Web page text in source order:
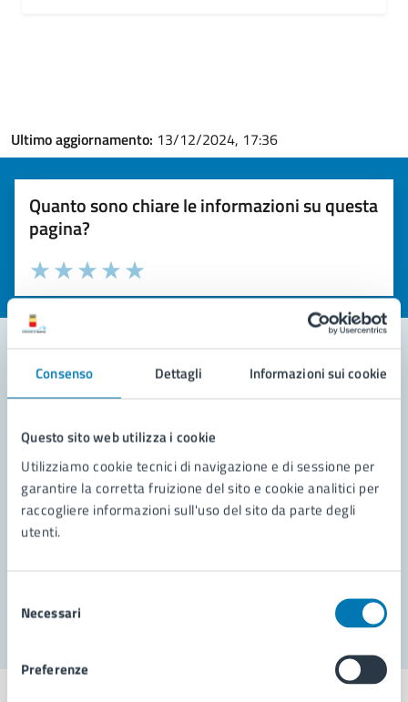
Consenso Dettagli Informazioni sui cookie
Questo sito web utilizza i cookie
Utilizziamo cookie tecnici di navigazione e di sessione per
garantire la corretta fruizione del sito e cookie analitici per
raccogliere informazioni sull'uso del sito da parte degli
utenti.
delNecessari
Preferenze
Ultimo aggiornamento: 13/12/2024, 17:36
Quanto sono chiare le informazioni su questa
pagina?
Valuta la chiarezza delle informazioni (da 1 a 5 stelle)
Seleziona il numero di stelle per valutare la chiarezza delle
Valuta 5 stelle su 5
Valuta 4 stelle su 5
Valuta 3 stelle su 5
Valuta 2 stelle su 5
Valuta 1 stelle su 5
Contatta il comune
Leggi le domande frequenti
Richiedi assistenza
Prenota appuntamento